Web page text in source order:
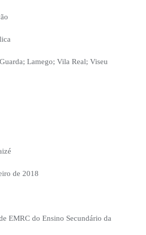
Lamego; Vila Real; Viseu
de 2018
EMRC do Ensino Secundário da